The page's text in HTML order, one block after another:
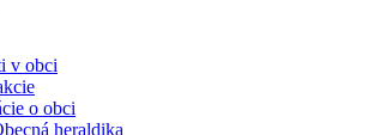
v obci
o obci
heraldika